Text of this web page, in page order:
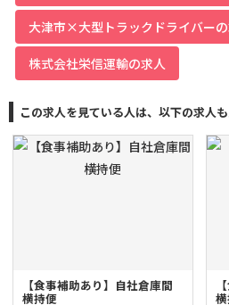
大津市×大型トラックドライバー
株式会社栄信運輸の求人
この求人を見ている人は、以下の求人
【食事補助あり】自社倉庫間
横持便